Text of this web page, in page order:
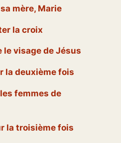
mère, Marie
la croix
le visage de Jésus
la deuxième fois
femmes de
la troisième fois